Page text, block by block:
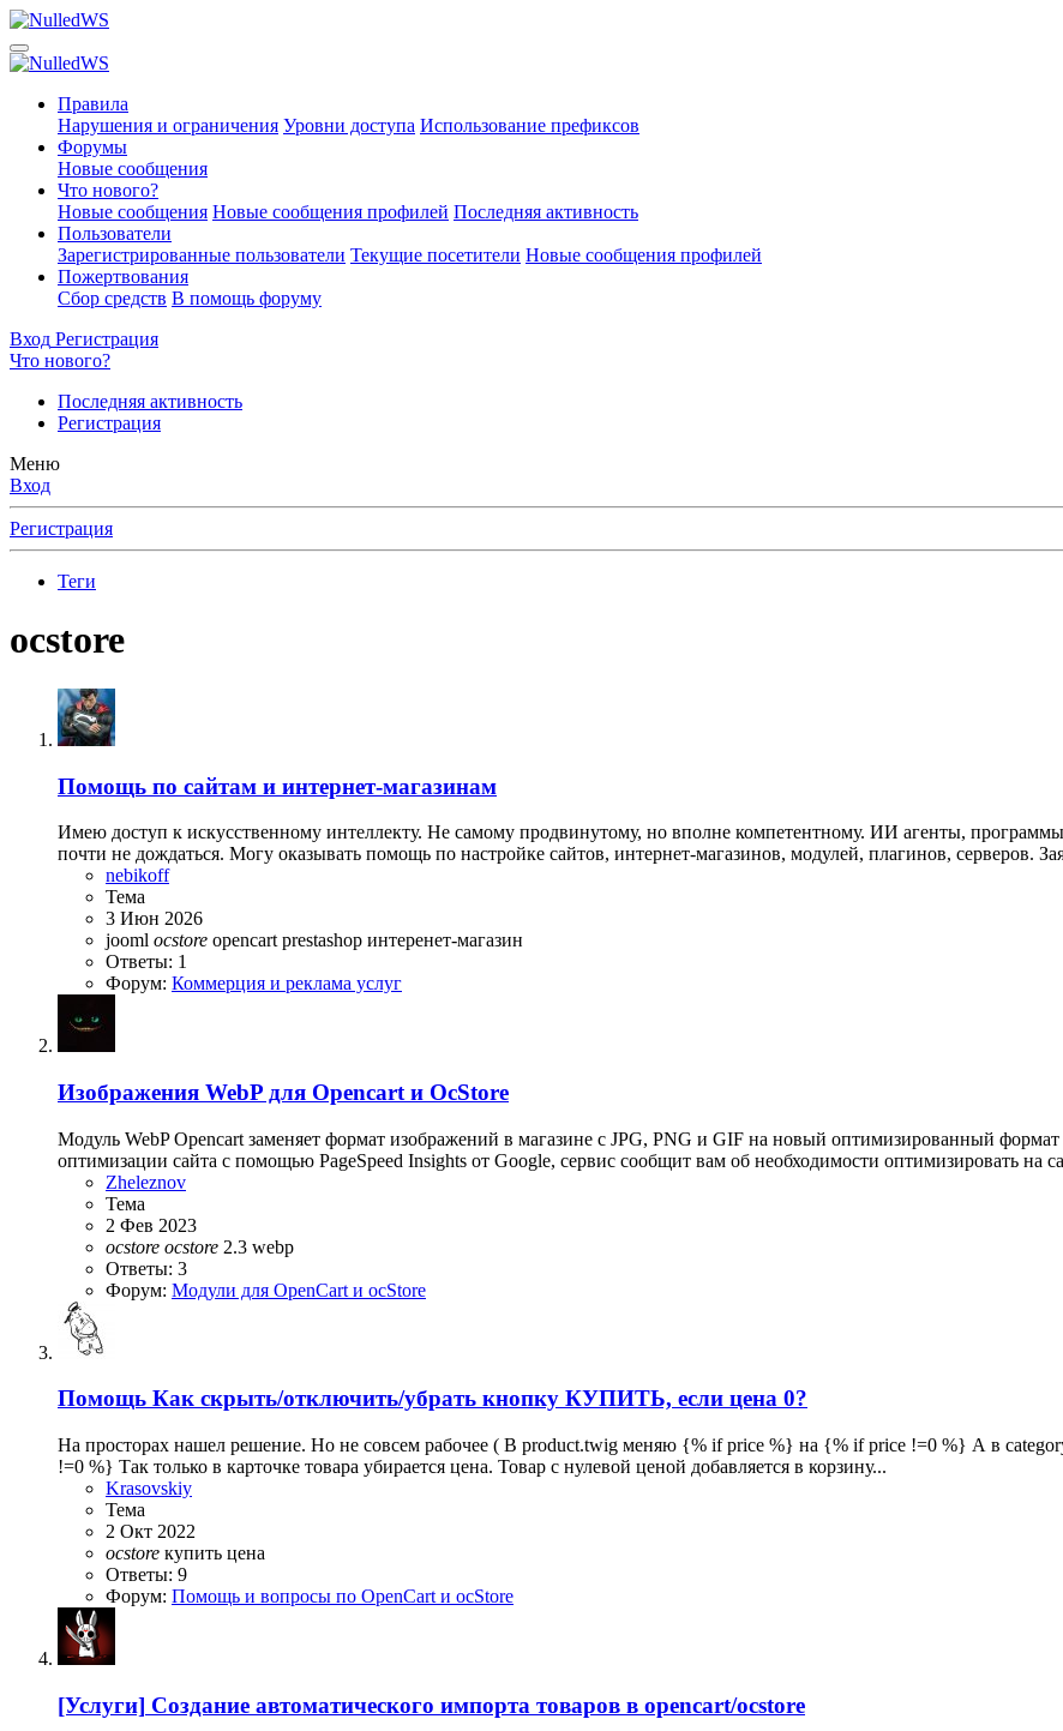
Правила
Нарушения и ограничения Уровни доступа Использование префиксов
Форумы
Новые сообщения
Что нового?
Новые сообщения Новые сообщения профилей Последняя активность
Пользователи
Зарегистрированные пользователи Текущие посетители Новые сообщения профилей
Пожертвования
Сбор средств В помощь форуму
Вход Регистрация
Что нового?
Последняя активность
Регистрация
Меню
Вход
Регистрация
Теги
ocstore
Помощь по сайтам и интернет-магазинам
Имею доступ к искусственному интеллекту. Не самому продвинутому, но вполне компетентному. ИИ агенты,
почти не дождаться. Могу оказывать помощь по настройке сайтов, интернет-магазинов, модулей, плагинов, серверов.
nebikoff
Тема
3 Июн 2026
jooml ocstore opencart prestashop интеренет-магазин
Ответы: 1
Форум: Коммерция и реклама услуг
Изображения WebP для Opencart и OcStore
Модуль WebP Opencart заменяет формат изображений в магазине с JPG, PNG и GIF на новый оптимизированный
оптимизации сайта с помощью PageSpeed Insights от Google, сервис сообщит вам об необходимости оптимизировать на
Zheleznov
Тема
2 Фев 2023
ocstore ocstore 2.3 webp
Ответы: 3
Форум: Модули для OpenCart и ocStore
Помощь Как скрыть/отключить/убрать кнопку КУПИТЬ, если цена 0?
На просторах нашел решение. Но не совсем рабочее ( В product.twig меняю {% if price %} на {% if price !=0 %} А в
!=0 %} Так только в карточке товара убирается цена. Товар с нулевой ценой добавляется в корзину...
Krasovskiy
Тема
2 Окт 2022
ocstore купить цена
Ответы: 9
Форум: Помощь и вопросы по OpenCart и ocStore
[Услуги] Создание автоматического импорта товаров в opencart/ocstore